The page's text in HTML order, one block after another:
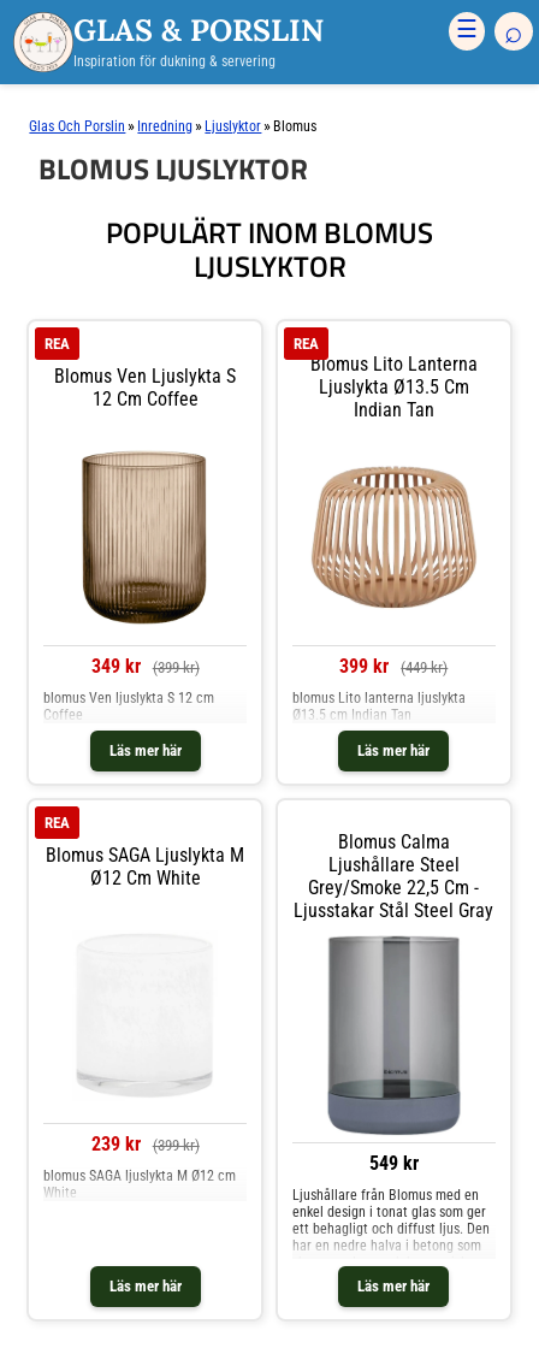
GLAS & PORSLIN
Inspiration för dukning & servering
☰ ⌕
Glas Och Porslin » Inredning » Ljuslyktor » Blomus
BLOMUS LJUSLYKTOR
POPULÄRT INOM BLOMUS
LJUSLYKTOR
Blomus Ven Ljuslykta S
12 Cm Coffee
REA
349 kr (399 kr)
Läs mer här
blomus Ven ljuslykta S 12 cm
Coffee
Blomus Lito Lanterna
Ljuslykta Ø13.5 Cm
Indian Tan
REA
399 kr (449 kr)
Läs mer här
blomus Lito lanterna ljuslykta
Ø13.5 cm Indian Tan
Blomus SAGA Ljuslykta M
Ø12 Cm White
REA
239 kr (399 kr)
Läs mer här
blomus SAGA ljuslykta M Ø12 cm
White
Blomus Calma
Ljushållare Steel
Grey/smoke 22,5 Cm -
Ljusstakar Stål Steel Gray
549 kr
Läs mer här
Ljushållare från Blomus med en
enkel design i tonat glas som ger
ett behagligt och diffust ljus. Den
har en nedre halva i betong som
skapar en lugn och harmonisk
känsla.Om ljushållaren från
Blomus- För alla hem och stilar.-
Ljushållaren finns i 2 olika